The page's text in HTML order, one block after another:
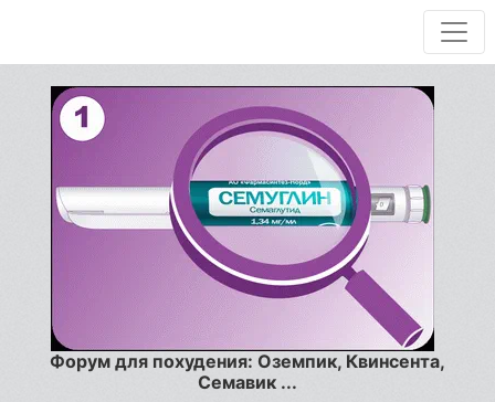
Форум для похудения: Оземпик, Квинсента,
Семавик ...